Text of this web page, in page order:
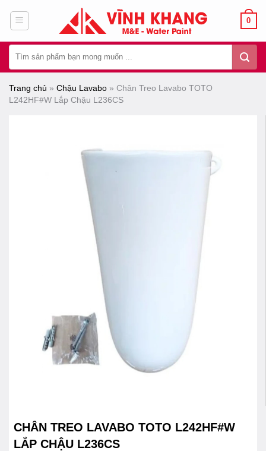
dung
0
kiếm:
Trang chủ » Chậu Lavabo » Chân Treo Lavabo TOTO
L242HF#W Lắp Chậu L236CS
CHÂN TREO LAVABO TOTO L242HF#W
LẮP CHẬU L236CS